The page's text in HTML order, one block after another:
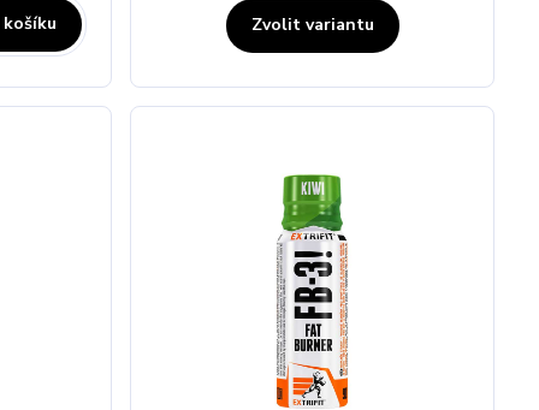
Zvolit variantu